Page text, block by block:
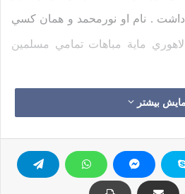
داشت . نام او نورمحمد و همان كسي
ماية مباهات تمامي مسلمين
مكتب‌خانه رفت و قرآن را آموخت . سپس
از آن براي گذراندن دوره متوسطه
در اين زمان است كه قريحة شاعري
جوان اشعارش را براي تصحيح نزد
بیشتر